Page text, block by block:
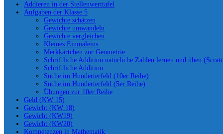
Addieren in der Stellenwerttafel
Aufgaben der Klasse 5
Gewichte schätzen
Gewichte umwandeln
Gewichte vergleichen
Kleines Einmaleins
Merkkärtchen zur Geometrie
Schriftliche Addition natürliche Zahlen lernen und üben
Schriftliche Addition
Suche im Hunderterfeld (10er Reihe)
Suche im Hunderterfeld (5er Reihe)
Übungen zur 10er Reihe
Geld (KW 15)
Gewicht (KW 18)
Gewicht (KW19)
Gewicht (KW20)
Kompetenzen in Mathematik